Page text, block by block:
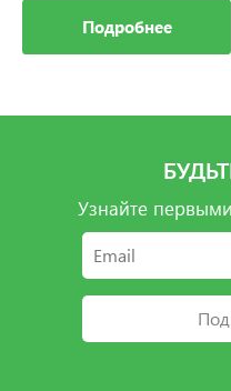
Подробнее
Узнайте